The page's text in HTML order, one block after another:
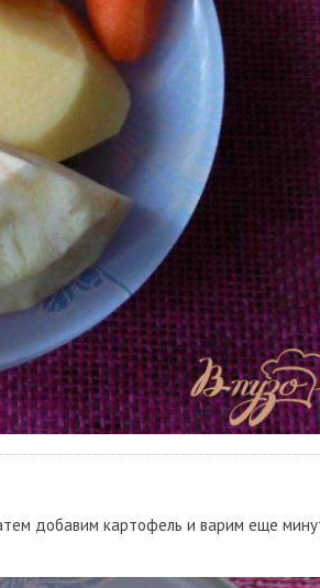
добавим картофель и варим еще